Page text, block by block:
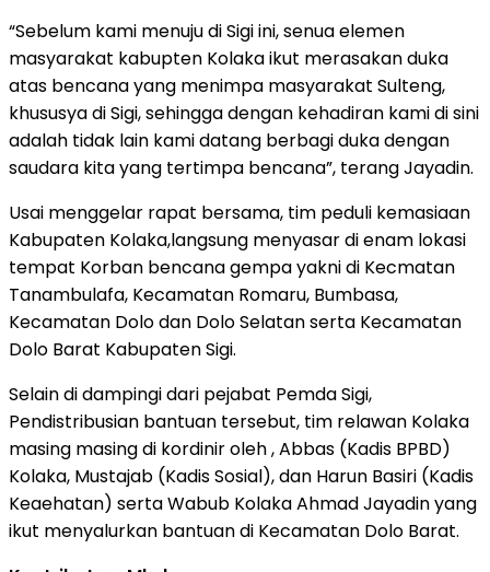
“Sebelum kami menuju di Sigi ini, senua elemen
masyarakat kabupten Kolaka ikut merasakan duka
atas bencana yang menimpa masyarakat Sulteng,
khususya di Sigi, sehingga dengan kehadiran kami di sini
adalah tidak lain kami datang berbagi duka dengan
saudara kita yang tertimpa bencana”, terang Jayadin.
Usai menggelar rapat bersama, tim peduli kemasiaan
Kabupaten Kolaka,langsung menyasar di enam lokasi
tempat Korban bencana gempa yakni di Kecmatan
Tanambulafa, Kecamatan Romaru, Bumbasa,
Kecamatan Dolo dan Dolo Selatan serta Kecamatan
Dolo Barat Kabupaten Sigi.
Selain di dampingi dari pejabat Pemda Sigi,
Pendistribusian bantuan tersebut, tim relawan Kolaka
masing masing di kordinir oleh , Abbas (Kadis BPBD)
Kolaka, Mustajab (Kadis Sosial), dan Harun Basiri (Kadis
Keaehatan) serta Wabub Kolaka Ahmad Jayadin yang
ikut menyalurkan bantuan di Kecamatan Dolo Barat.